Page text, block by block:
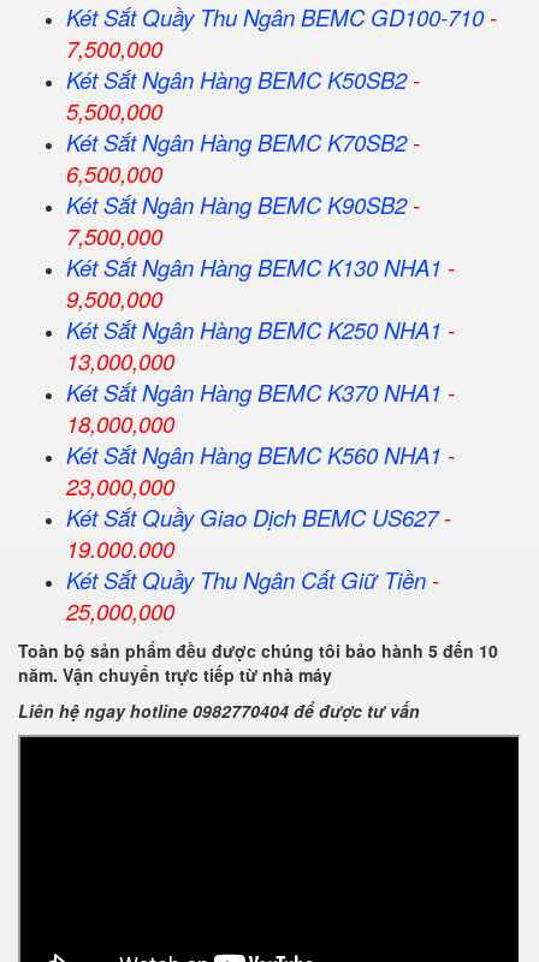
Két Sắt Quầy Thu Ngân BEMC GD100-710-
7,500,000
Két Sắt Ngân Hàng BEMC K50SB2-
5,500,000
Két Sắt Ngân Hàng BEMC K70SB2-
6,500,000
Két Sắt Ngân Hàng BEMC K90SB2-
7,500,000
Két Sắt Ngân Hàng BEMC K130 NHA1 -
9,500,000
Két Sắt Ngân Hàng BEMC K250 NHA1 -
13,000,000
Két Sắt Ngân Hàng BEMC K370 NHA1 -
18,000,000
Két Sắt Ngân Hàng BEMC K560 NHA1 -
23,000,000
Két Sắt Quầy Giao Dịch BEMC US627-
19.000.000
Két Sắt Quầy Thu Ngân Cất Giữ Tiền -
25,000,000
Toàn bộ sản phẩm đều được chúng tôi bảo hành 5 đến 10
năm. Vận chuyển trực tiếp từ nhà máy
Liên hệ ngay hotline 0982770404 để được tư vấn